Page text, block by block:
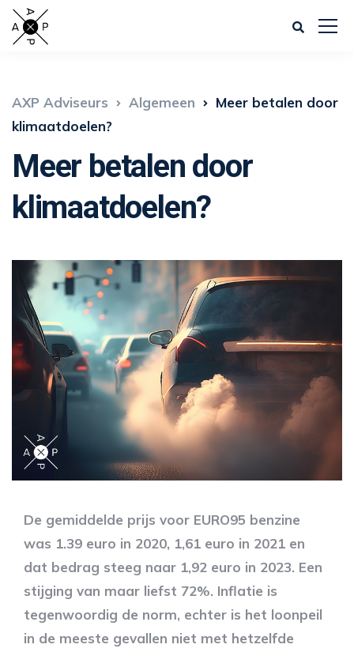
AXP Adviseurs Algemeen
Meer betalen door
klimaatdoelen?
Meer betalen door
klimaatdoelen?
De gemiddelde prijs voor EURO95 benzine
was 1.39 euro in 2020, 1,61 euro in 2021 en
dat bedrag steeg naar 1,92 euro in 2023. Een
stijging van maar liefst 72%. Inflatie is
tegenwoordig de norm, echter is het loonpeil
in de meeste gevallen niet met hetzelfde